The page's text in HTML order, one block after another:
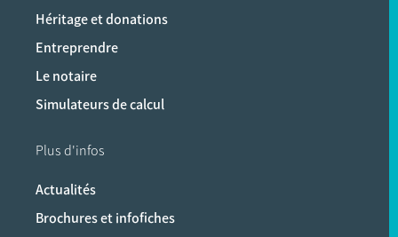
Héritage et donations
Entreprendre
Le notaire
Simulateurs de calcul
Plus d'infos
Actualités
Brochures et infofiches